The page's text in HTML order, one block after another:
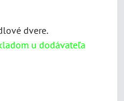
dvere.
u dodávateľa